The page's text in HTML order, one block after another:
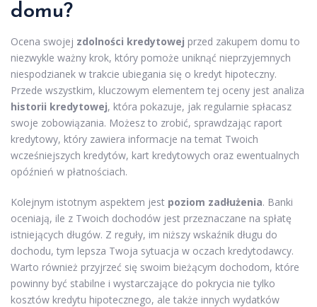
domu?
Ocena swojej zdolności kredytowej przed zakupem domu to
niezwykle ważny krok, który pomoże uniknąć nieprzyjemnych
niespodzianek w trakcie ubiegania się o kredyt hipoteczny.
Przede wszystkim, kluczowym elementem tej oceny jest analiza
historii kredytowej, która pokazuje, jak regularnie spłacasz
swoje zobowiązania. Możesz to zrobić, sprawdzając raport
kredytowy, który zawiera informacje na temat Twoich
wcześniejszych kredytów, kart kredytowych oraz ewentualnych
opóźnień w płatnościach.
Kolejnym istotnym aspektem jest poziom zadłużenia. Banki
oceniają, ile z Twoich dochodów jest przeznaczane na spłatę
istniejących długów. Z reguły, im niższy wskaźnik długu do
dochodu, tym lepsza Twoja sytuacja w oczach kredytodawcy.
Warto również przyjrzeć się swoim bieżącym dochodom, które
powinny być stabilne i wystarczające do pokrycia nie tylko
kosztów kredytu hipotecznego, ale także innych wydatków